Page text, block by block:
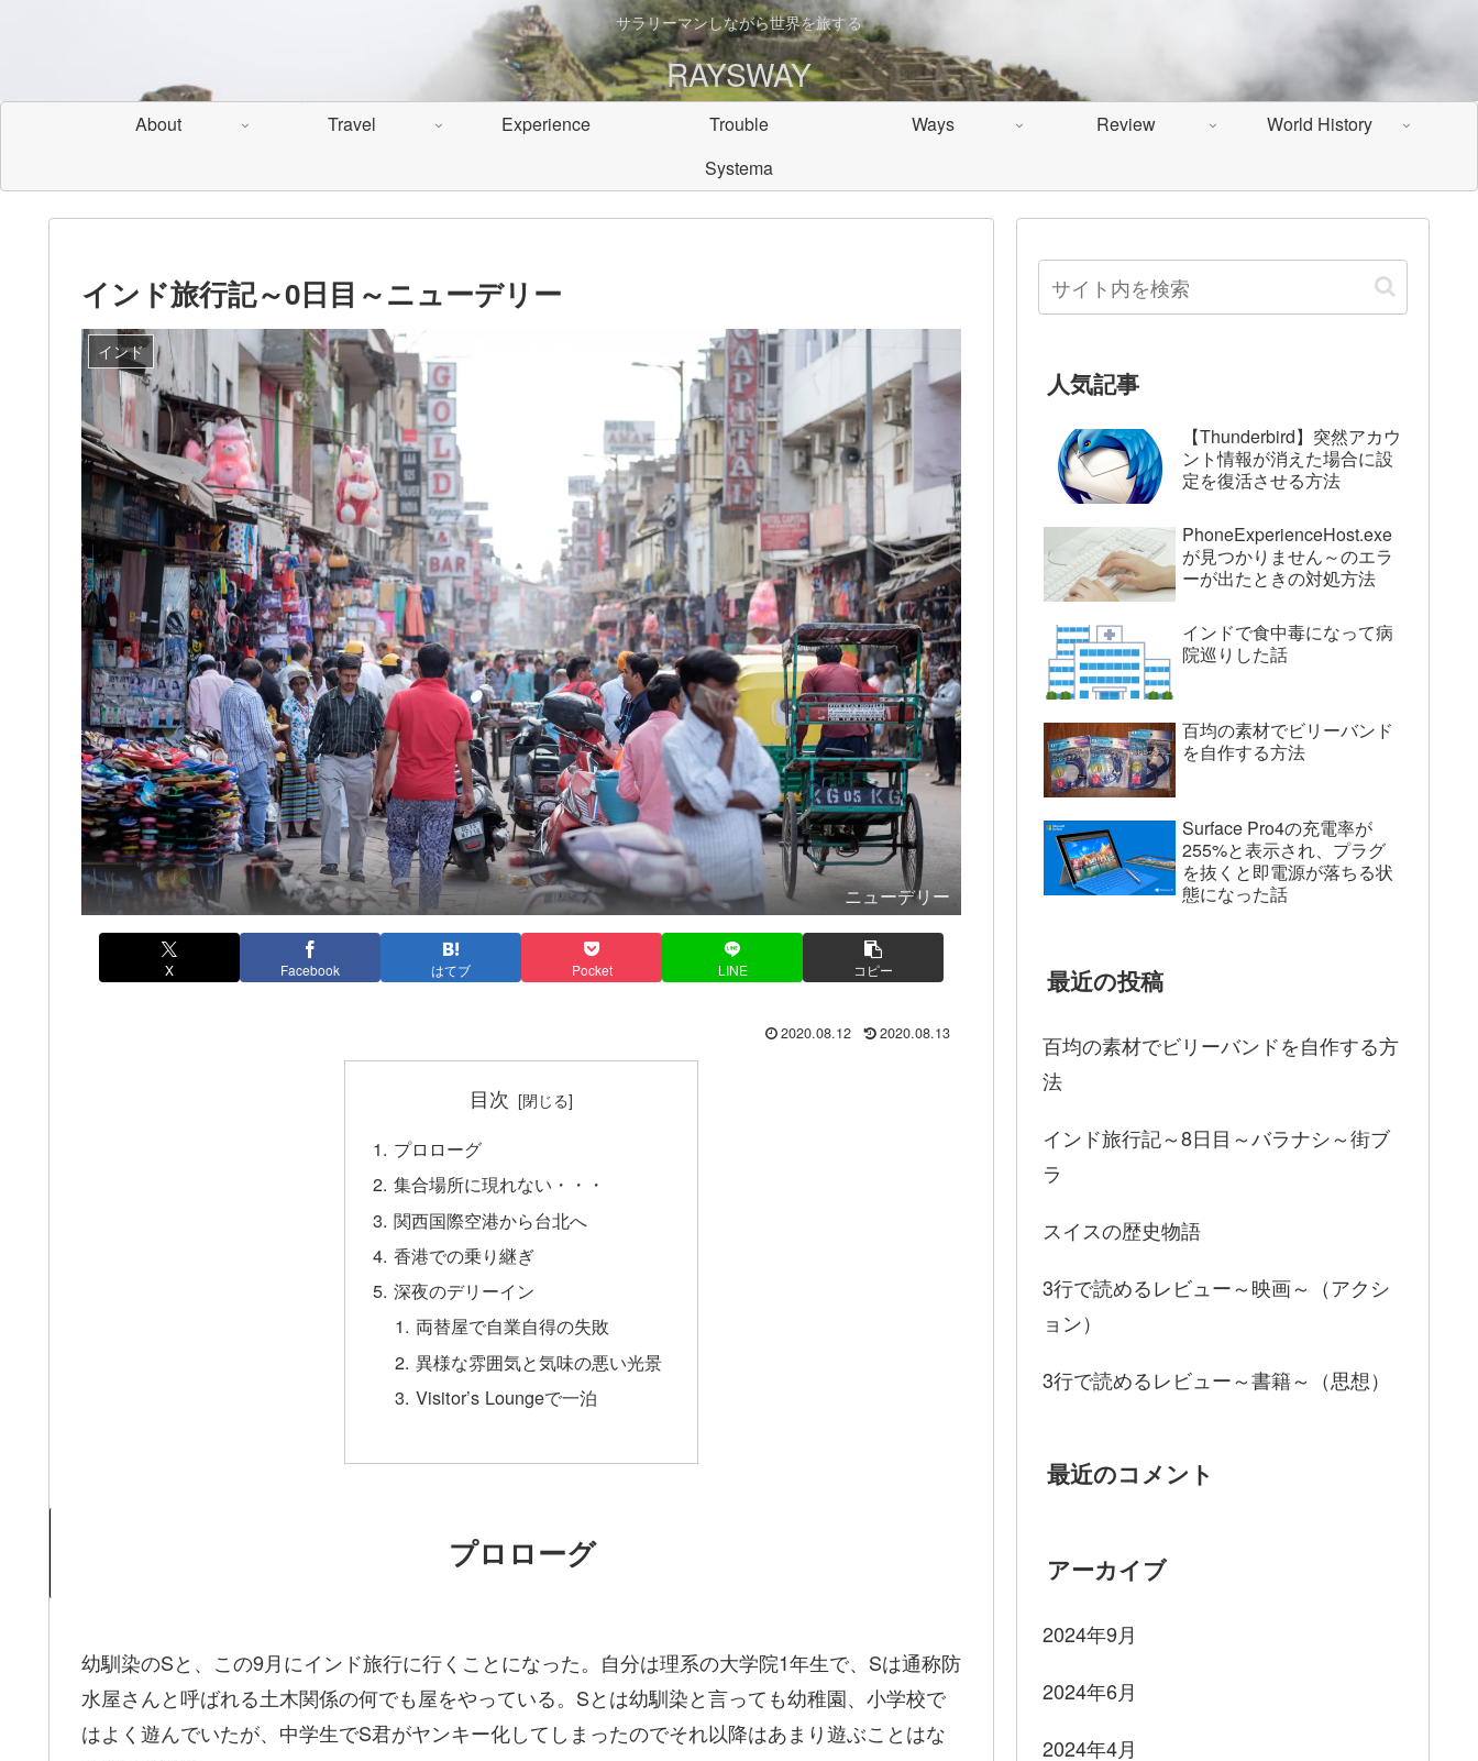
サラリーマンしながら世界を旅する
RAYSWAY
About Travel Experience Trouble Ways Review
World History
Systema
インド旅行記～0日目～ニューデリー
インド
ニューデリー
X Facebook はてブ Pocket LINE コピー
2020.08.12 2020.08.13
目次
プロローグ
集合場所に現れない・・・
関西国際空港から台北へ
香港での乗り継ぎ
深夜のデリーイン
両替屋で自業自得の失敗
異様な雰囲気と気味の悪い光景
Visitor’s Loungeで一泊
プロローグ
幼馴染のSと、この9月にインド旅行に行くことになった。自分は理系の大学院1年生で、Sは通称防
水屋さんと呼ばれる土木関係の何でも屋をやっている。Sとは幼馴染と言っても幼稚園、小学校で
はよく遊んでいたが、中学生でS君がヤンキー化してしまったのでそれ以降はあまり遊ぶことはな
人気記事
【Thunderbird】突然アカウ
ント情報が消えた場合に設
定を復活させる方法
PhoneExperienceHost.exe
が見つかりません～のエラ
ーが出たときの対処方法
インドで食中毒になって病
院巡りした話
百均の素材でビリーバンド
を自作する方法
Surface Pro4の充電率が
255%と表示され、プラグ
を抜くと即電源が落ちる状
態になった話
最近の投稿
百均の素材でビリーバンドを自作する方
法
インド旅行記～8日目～バラナシ～街ブ
ラ
スイスの歴史物語
3行で読めるレビュー～映画～（アクシ
ョン）
3行で読めるレビュー～書籍～（思想）
最近のコメント
アーカイブ
2024年9月
2024年6月
2024年4月